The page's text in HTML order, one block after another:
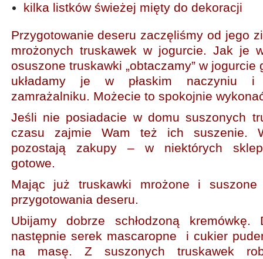
kilka listków świeżej mięty do dekoracji
Przygotowanie deseru zaczęliśmy od jego
mrożonych truskawek w jogurcie. Jak je
osuszone truskawki „obtaczamy” w jogurcie
układamy je w płaskim naczyniu i
zamrażalniku. Możecie to spokojnie
Jeśli nie posiadacie w domu suszonych
czasu zajmie Wam też ich suszenie.
pozostają zakupy – w niektórych
gotowe.
Mając już truskawki mrożone i suszone
przygotowania deseru.
Ubijamy dobrze schłodzoną
następnie serek mascaropne i cukier
na masę. Z suszonych truskawek